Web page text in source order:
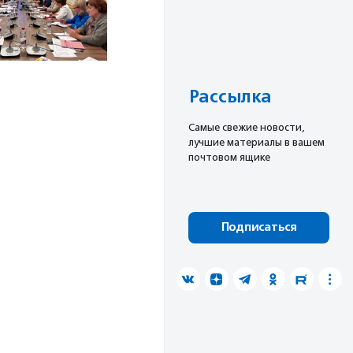
Рассылка
Cамые свежие новости,
лучшие материалы в вашем
почтовом ящике
Подписаться